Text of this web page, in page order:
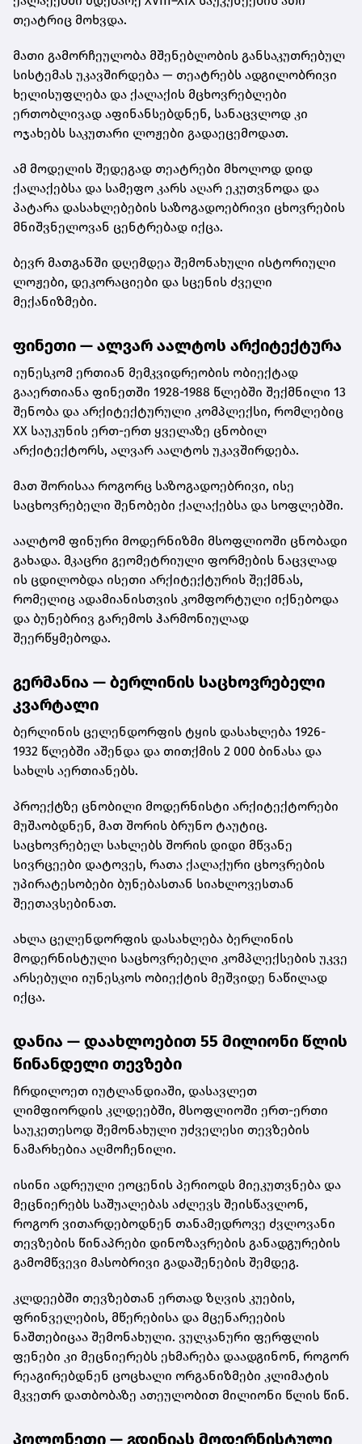
თეატრიც მოხვდა.
მათი გამორჩეულობა მშენებლობის განსაკუთრებულ
სისტემას უკავშირდება — თეატრებს ადგილობრივი
ხელისუფლება და ქალაქის მცხოვრებლები
ერთობლივად აფინანსებდნენ, სანაცვლოდ კი
ოჯახებს საკუთარი ლოჟები გადაეცემოდათ.
ამ მოდელის შედეგად თეატრები მხოლოდ დიდ
ქალაქებსა და სამეფო კარს აღარ ეკუთვნოდა და
პატარა დასახლებების საზოგადოებრივი ცხოვრების
მნიშვნელოვან ცენტრებად იქცა.
ბევრ მათგანში დღემდეა შემონახული ისტორიული
ლოჟები, დეკორაციები და სცენის ძველი
მექანიზმები.
ფინეთი — ალვარ აალტოს არქიტექტურა
იუნესკომ ერთიან მემკვიდრეობის ობიექტად
გააერთიანა ფინეთში 1928-1988 წლებში შექმნილი 13
შენობა და არქიტექტურული კომპლექსი, რომლებიც
XX საუკუნის ერთ-ერთ ყველაზე ცნობილ
არქიტექტორს, ალვარ აალტოს უკავშირდება.
მათ შორისაა როგორც საზოგადოებრივი, ისე
საცხოვრებელი შენობები ქალაქებსა და სოფლებში.
აალტომ ფინური მოდერნიზმი მსოფლიოში ცნობადი
გახადა. მკაცრი გეომეტრიული ფორმების ნაცვლად
ის ცდილობდა ისეთი არქიტექტურის შექმნას,
რომელიც ადამიანისთვის კომფორტული იქნებოდა
და ბუნებრივ გარემოს ჰარმონიულად
შეერწყმებოდა.
გერმანია — ბერლინის საცხოვრებელი
კვარტალი
ბერლინის ცელენდორფის ტყის დასახლება 1926-
1932 წლებში აშენდა და თითქმის 2 000 ბინასა და
სახლს აერთიანებს.
პროექტზე ცნობილი მოდერნისტი არქიტექტორები
მუშაობდნენ, მათ შორის ბრუნო ტაუტიც.
საცხოვრებელ სახლებს შორის დიდი მწვანე
სივრცეები დატოვეს, რათა ქალაქური ცხოვრების
უპირატესობები ბუნებასთან სიახლოვესთან
შეეთავსებინათ.
ახლა ცელენდორფის დასახლება ბერლინის
მოდერნისტული საცხოვრებელი კომპლექსების უკვე
არსებული იუნესკოს ობიექტის მეშვიდე ნაწილად
იქცა.
დანია — დაახლოებით 55 მილიონი წლის
წინანდელი თევზები
ჩრდილოეთ იუტლანდიაში, დასავლეთ
ლიმფიორდის კლდეებში, მსოფლიოში ერთ-ერთი
საუკეთესოდ შემონახული უძველესი თევზების
ნამარხებია აღმოჩენილი.
ისინი ადრეული ეოცენის პერიოდს მიეკუთვნება და
მეცნიერებს საშუალებას აძლევს შეისწავლონ,
როგორ ვითარდებოდნენ თანამედროვე ძვლოვანი
თევზების წინაპრები დინოზავრების განადგურების
გამომწვევი მასობრივი გადაშენების შემდეგ.
კლდეებში თევზებთან ერთად ზღვის კუების,
ფრინველების, მწერებისა და მცენარეების
ნაშთებიცაა შემონახული. ვულკანური ფერფლის
ფენები კი მეცნიერებს ეხმარება დაადგინონ, როგორ
რეაგირებდნენ ცოცხალი ორგანიზმები კლიმატის
მკვეთრ დათბობაზე ათეულობით მილიონი წლის წინ.
პოლონეთი — გდინიას მოდერნისტული